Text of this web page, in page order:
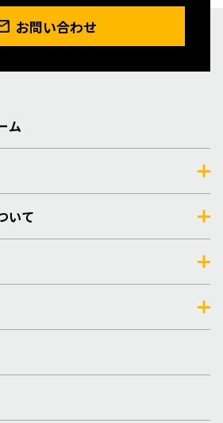
お問い合わせ
ム
いて